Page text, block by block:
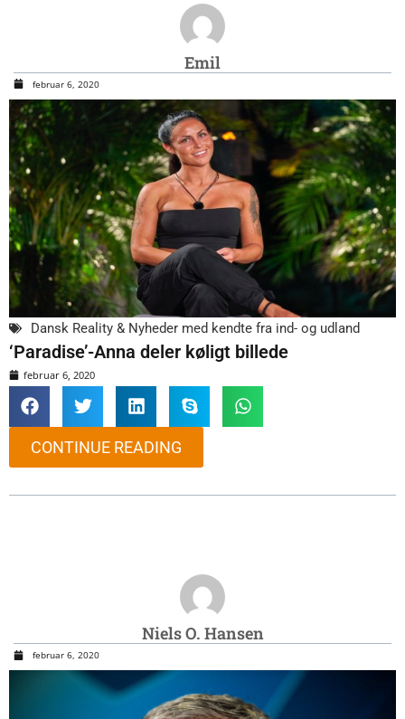
Emil
februar 6, 2020
Dansk Reality & Nyheder med kendte fra ind- og udland
‘Paradise’-Anna deler køligt billede
februar 6, 2020
CONTINUE READING
Niels O. Hansen
februar 6, 2020